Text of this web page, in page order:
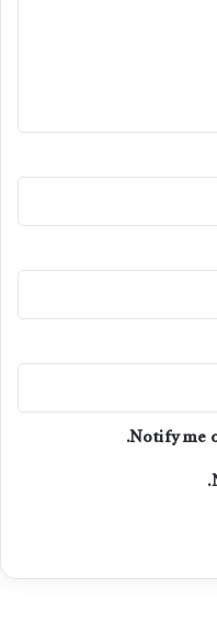
Notify me